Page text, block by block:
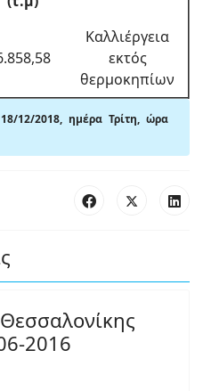
Καλλιέργεια
εκτός
θερμοκηπίων
12/2018, ημέρα Τρίτη, ώρα
2016